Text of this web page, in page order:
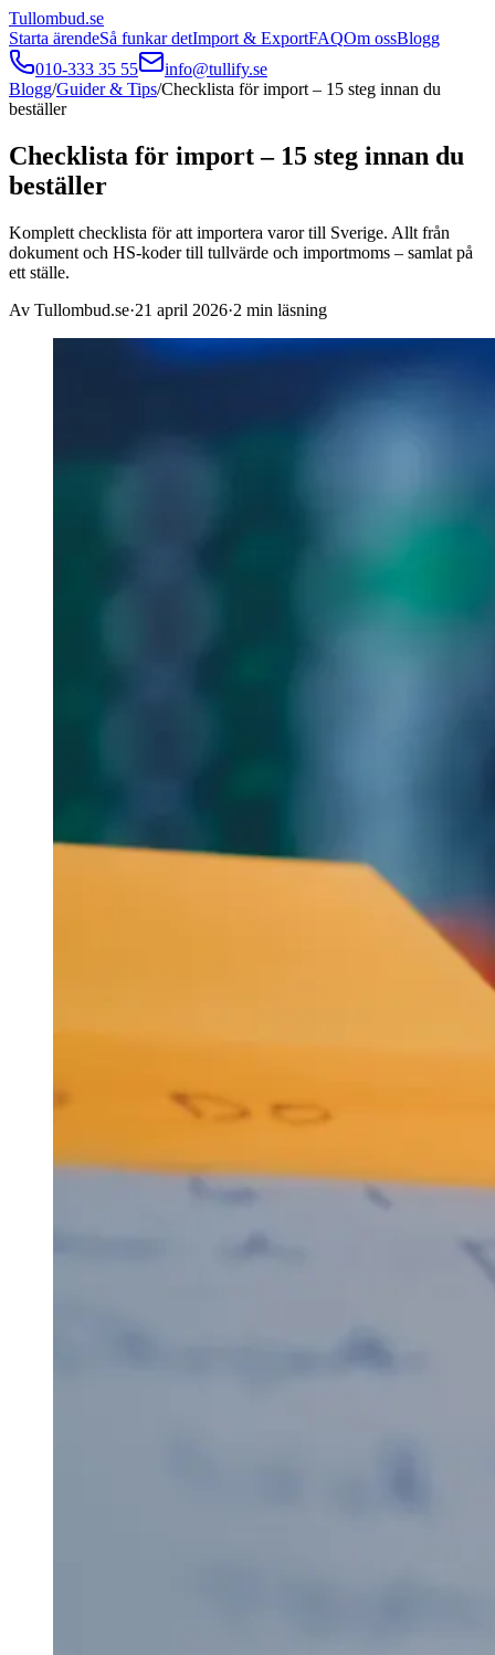
Tullombud.se
Starta ärendeSå funkar detImport & ExportFAQOm ossBlogg
010-333 35 55
info@tullify.se
Blogg/Guider & Tips/Checklista för import – 15 steg innan du
beställer
Checklista för import – 15 steg innan du
beställer
Komplett checklista för att importera varor till Sverige. Allt från
dokument och HS-koder till tullvärde och importmoms – samlat på
ett ställe.
Av Tullombud.se·21 april 2026·2 min läsning